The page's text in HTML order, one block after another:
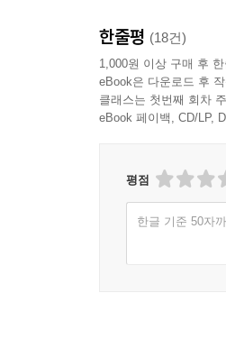
한줄평 (18건)
1,000원 이상 구매 후
eBook은 다운로드 후
클래스는 첫번째 회차
eBook 페이백, CD/LP,
평점
한글 기준 50자